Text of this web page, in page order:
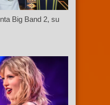
Big Band 2, su